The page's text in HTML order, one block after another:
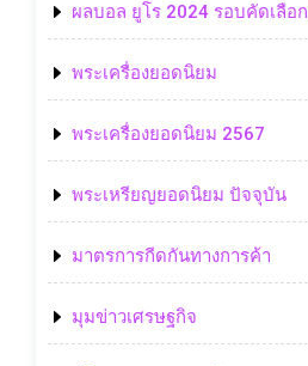
ผลบอล ยูโร 2024 รอบคัดเลือก
พระเครื่องยอดนิยม
พระเครื่องยอดนิยม 2567
พระเหรียญยอดนิยม ปัจจุบัน
มาตรการกีดกันทางการค้า
มุมข่าวเศรษฐกิจ